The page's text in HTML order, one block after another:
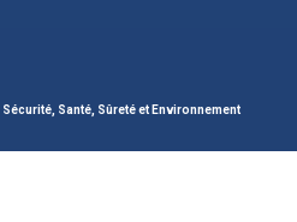
Santé, Sûreté et Environnement